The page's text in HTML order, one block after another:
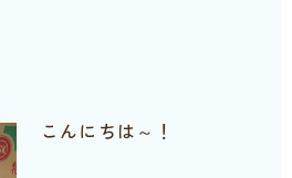
こんにちは～！